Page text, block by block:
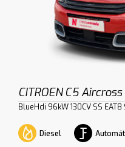
CITROEN C5 Aircross
BlueHdi 96kW 130CV SS EAT8
Diesel